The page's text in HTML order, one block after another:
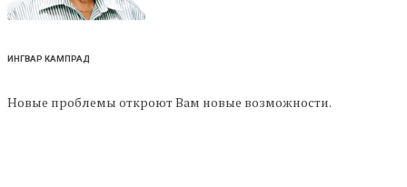
ИНГВАР КАМПРАД
Новые проблемы откроют Вам новые возможности.